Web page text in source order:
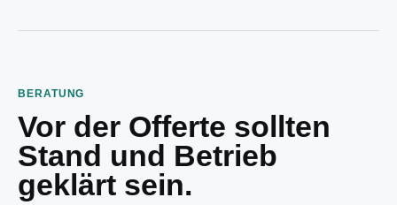
BERATUNG
Vor der Offerte sollten
Stand und Betrieb
geklärt sein.